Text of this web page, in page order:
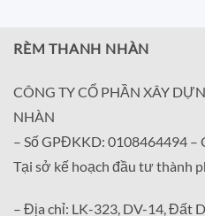
RÈM THANH NHÀN
CÔNG TY CỔ PHẦN XÂY
NHÀN
– Số GPĐKKD: 0108464494 –
Tại sở kế hoạch đầu tư thành
– Địa chỉ: LK-323, DV-14, Đất